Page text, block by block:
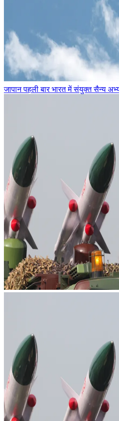
जापान पहली बार भारत में संयुक्त सैन्य